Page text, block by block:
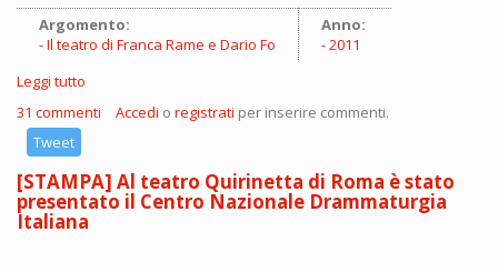
Argomento:
Il teatro di Franca Rame e Dario Fo
Anno:
2011
Leggi tutto
31 commenti Accedi o registrati per inserire commenti.
Tweet
[STAMPA] Al teatro Quirinetta di Roma è stato
presentato il Centro Nazionale Drammaturgia
Italiana